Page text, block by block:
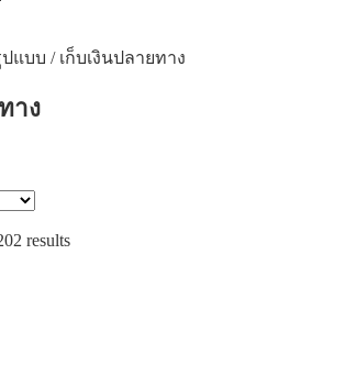
แบบ / เก็บเงินปลายทาง
าง
resultsSorted